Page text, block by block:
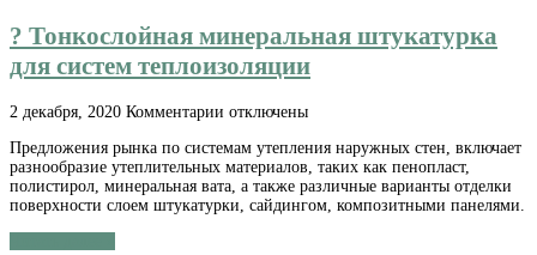
? Тонкослойная минеральная штукатурка
для систем теплоизоляции
2 декабря, 2020 Комментарии к
?
Тонкослойная
минеральная
штукатурка
отключены
Предложения рынка по системам утепления наружных стен, включает
разнообразие утеплительных материалов, таких как пенопласт,
полистирол, минеральная вата, а также различные варианты отделки
поверхности слоем штукатурки, сайдингом, композитными панелями.